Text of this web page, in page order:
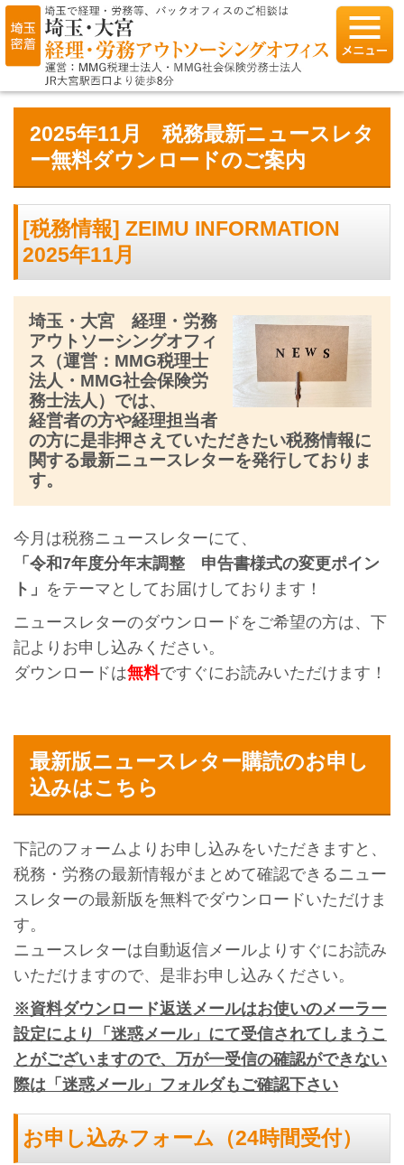
2025年11月 税務最新ニュースレタ
ー無料ダウンロードのご案内
[税務情報] ZEIMU INFORMATION
2025年11月
埼玉・大宮 経理・労務
アウトソーシングオフィ
ス（運営：MMG税理士
法人・MMG社会保険労
務士法人）では、
経営者の方や経理担当者
の方に是非押さえていただきたい税務情報に
関する最新ニュースレターを発行しておりま
す。
今月は税務ニュースレターにて、
「令和7年度分年末調整 申告書様式の変更ポイン
ト」 をテーマとしてお届けしております！
ニュースレターのダウンロードをご希望の方は、下
記よりお申し込みください。
ダウンロードは無料ですぐにお読みいただけます！
最新版ニュースレター購読のお申し
込みはこちら
下記のフォームよりお申し込みをいただきますと、
税務・労務の最新情報がまとめて確認できるニュー
スレターの最新版を無料でダウンロードいただけま
す。
ニュースレターは自動返信メールよりすぐにお読み
いただけますので、是非お申し込みください。
※資料ダウンロード返送メールはお使いのメーラー
設定により「迷惑メール」にて受信されてしまうこ
とがございますので、万が一受信の確認ができない
際は「迷惑メール」フォルダもご確認下さい
お申し込みフォーム（24時間受付）